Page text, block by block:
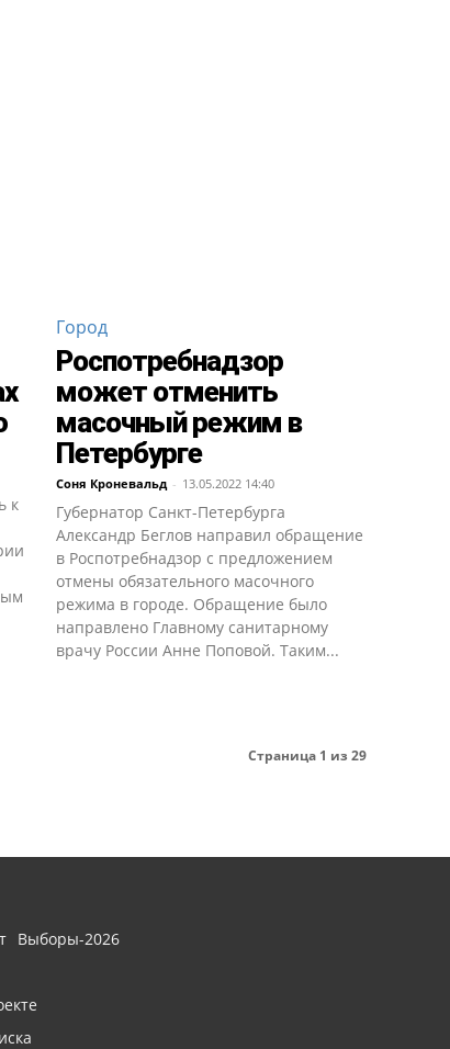
к
Город
Роспотребнадзор
может отменить
масочный режим в
Петербурге
Соня Кроневальд - 13.05.2022 14:40
Губернатор Санкт-Петербурга
Александр Беглов направил обращение
в Роспотребнадзор с предложением
отмены обязательного масочного
режима в городе. Обращение было
направлено Главному санитарному
врачу России Анне Поповой. Таким...
Страница 1 из 29
Выборы-2026